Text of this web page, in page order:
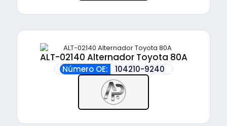
ALT-02140 Alternador Toyota 80A
Número OE: 104210-9240